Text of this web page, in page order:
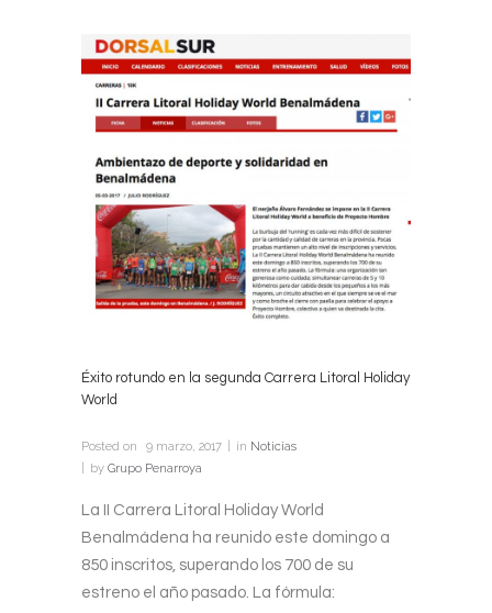
Éxito rotundo en la segunda Carrera Litoral Holiday
World
Posted on 9 marzo, 2017 in Noticias
by Grupo Penarroya
La II Carrera Litoral Holiday World
Benalmádena ha reunido este domingo a
850 inscritos, superando los 700 de su
estreno el año pasado. La fórmula: